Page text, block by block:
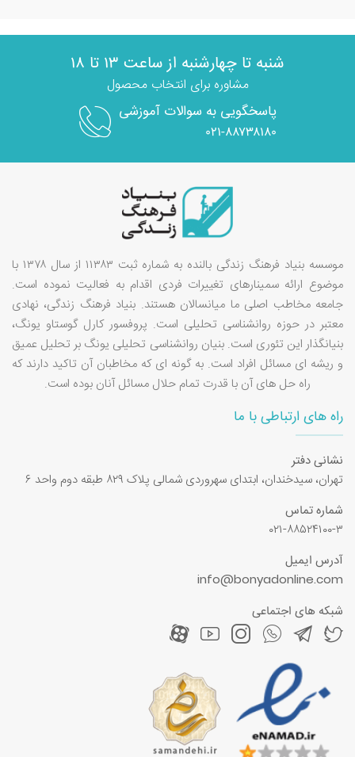
شنبه تا چهارشنبه از ساعت ۱۳ تا ۱۸
مشاوره برای انتخاب محصول
پاسخگویی به سوالات آموزشی
۰۲۱-۸۸۷۳۸۱۸۰
موسسه بنیاد فرهنگ زندگی بالنده به شماره ثبت ۱۱۳۸۳ از سال ۱۳۷۸ با
موضوع ارائه سمینارهای تغییرات فردی اقدام به فعالیت نموده است.
جامعه مخاطب اصلی ما میانسالان هستند. بنیاد فرهنگ زندگی، نهادی
معتبر در حوزه روانشناسی تحلیلی است. پروفسور کارل گوستاو یونگ،
بنیانگذار این تئوری است. بنیان روانشناسی تحلیلی یونگ بر تحلیل عمیق
و ریشه ای مسائل افراد است. به گونه ای که مخاطبان آن تاکید دارند که
راه حل های آن با قدرت تمام حلال مسائل آنان بوده است.
راه های ارتباطی با ما
نشانی دفتر
تهران، سیدخندان، ابتدای سهروردی شمالی پلاک ۸۲۹ طبقه دوم واحد ۶
شماره تماس
۰۲۱-۸۸۵۲۴۱۰۰-۳
آدرس ایمیل
info@bonyadonline.com
شبکه های اجتماعی